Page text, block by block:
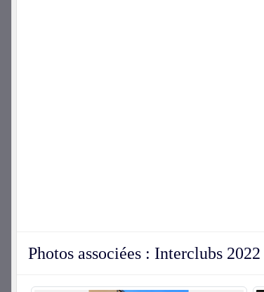
Photos associées : Interclubs 2022